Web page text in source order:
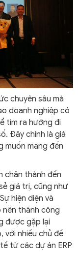
chuyên sâu mà
doanh nghiệp có
tìm ra hướng đi
Đây chính là giá
muốn mang đến
chân thành đến
giá trị, cũng như
hiện diện và
thành công
được gặp lại
với nhiều chủ đề
từ các dự án ERP